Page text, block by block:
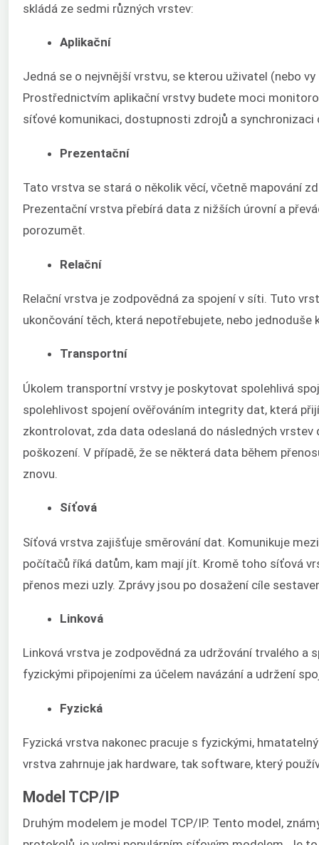
skládá ze sedmi různých vrstev:
Aplikační
Jedná se o nejvnější vrstvu, se kterou uživatel (nebo
Prostřednictvím aplikační vrstvy budete moci
síťové komunikaci, dostupnosti zdrojů a synchronizaci
Prezentační
Tato vrstva se stará o několik věcí, včetně mapování
Prezentační vrstva přebírá data z nižších úrovní a
porozumět.
Relační
Relační vrstva je zodpovědná za spojení v síti. Tuto
ukončování těch, která nepotřebujete, nebo jednoduše
Transportní
Úkolem transportní vrstvy je poskytovat spolehlivá
spolehlivost spojení ověřováním integrity dat, která
zkontrolovat, zda data odeslaná do následných
poškození. V případě, že se některá data během
znovu.
Síťová
Síťová vrstva zajišťuje směrování dat. Komunikuje
počítačů říká datům, kam mají jít. Kromě toho síťová
přenos mezi uzly. Zprávy jsou po dosažení cíle
Linková
Linková vrstva je zodpovědná za udržování trvalého a
fyzickými připojeními za účelem navázání a udržení
Fyzická
Fyzická vrstva nakonec pracuje s fyzickými,
vrstva zahrnuje jak hardware, tak software, který
Model TCP/IP
Druhým modelem je model TCP/IP. Tento model,